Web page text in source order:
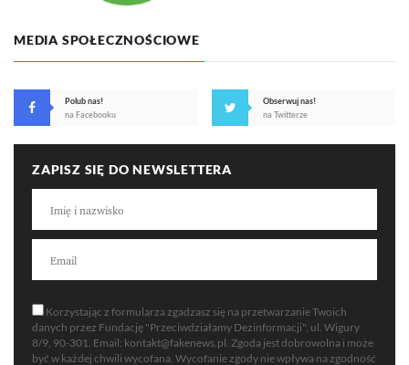
MEDIA SPOŁECZNOŚCIOWE
Polub nas!
na Facebooku
Obserwuj nas!
na Twitterze
ZAPISZ SIĘ DO NEWSLETTERA
Korzystając z formularza zgadzasz się na przetwarzanie Twoich
danych przez Fundację "Przeciwdziałamy Dezinformacji", ul. Wigury
8/9, 90-301. Email: kontakt@fakenews.pl . Zgoda jest dobrowolna i może
być w każdej chwili wycofana. Wycofanie zgody nie wpływa na zgodność